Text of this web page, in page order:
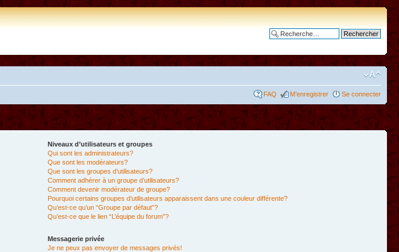
FAQ M’enregistrer Se connecter
Niveaux d’utilisateurs et groupes
Qui sont les administrateurs?
Que sont les modérateurs?
Que sont les groupes d’utilisateurs?
Comment adhérer à un groupe d’utilisateurs?
Comment devenir modérateur de groupe?
Pourquoi certains groupes d’utilisateurs apparaissent dans une couleur différente?
Qu’est-ce qu’un “Groupe par défaut”?
Qu’est-ce que le lien “L’équipe du forum”?
Messagerie privée
Je ne peux pas envoyer de messages privés!